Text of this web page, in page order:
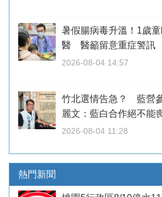
暑假腸病毒升溫！1歲
醫 醫籲留意重症警訊
2026-08-04 14:57
竹北選情告急？ 藍營
麗文：藍白合作絕不能
2026-08-04 11:28
熱門新聞